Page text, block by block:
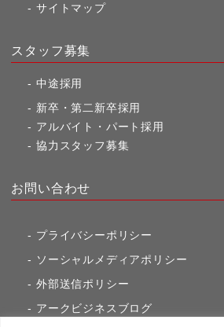
サイトマップ
スタッフ募集
中途採用
新卒・第二新卒採用
アルバイト・パート採用
協力スタッフ募集
お問い合わせ
プライバシーポリシー
ソーシャルメディアポリシー
外部送信ポリシー
アークビジネスブログ